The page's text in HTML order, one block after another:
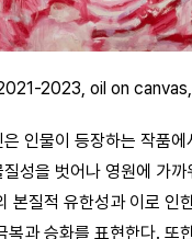
2023, oil on
인물이 등장하는 작품에
성을 벗어나 영원에 가까
본질적 유한성과 이로 인
복과 승화를 표현한다. 또